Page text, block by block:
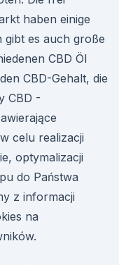
haben einige
gibt es auch große
CBD Öl
CBD-Gehalt, die
CBD -
celu realizacji
optymalizacji
do Państwa
z informacji
na